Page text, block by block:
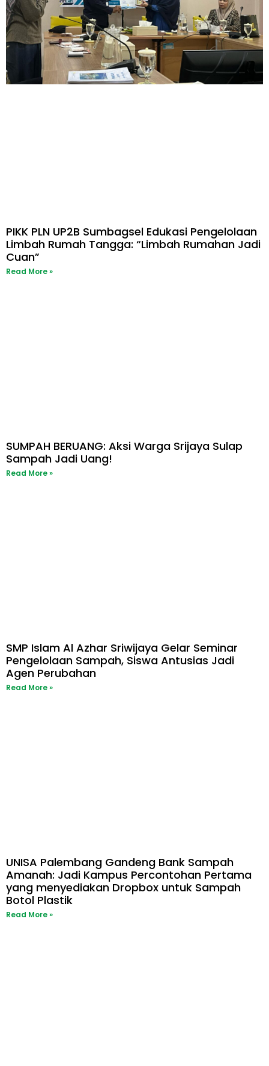
PIKK PLN UP2B Sumbagsel Edukasi Pengelolaan
Limbah Rumah Tangga: “Limbah Rumahan Jadi
Cuan”
Read More »
SUMPAH BERUANG: Aksi Warga Srijaya Sulap
Sampah Jadi Uang!
Read More »
SMP Islam Al Azhar Sriwijaya Gelar Seminar
Pengelolaan Sampah, Siswa Antusias Jadi
Agen Perubahan
Read More »
UNISA Palembang Gandeng Bank Sampah
Amanah: Jadi Kampus Percontohan Pertama
yang menyediakan Dropbox untuk Sampah
Botol Plastik
Read More »